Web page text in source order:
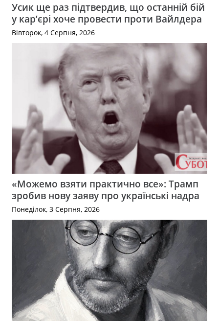
Усик ще раз підтвердив, що останній бій
у кар’єрі хоче провести проти Вайлдера
Вівторок, 4 Серпня, 2026
«Можемо взяти практично все»: Трамп
зробив нову заяву про українські надра
Понеділок, 3 Серпня, 2026